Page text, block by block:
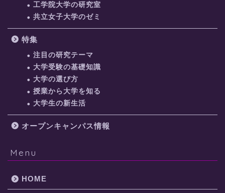
工学院大学の研究室
共立女子大学のゼミ
特集
注目の研究テーマ
大学受験の基礎知識
大学の選び方
授業から大学を知る
大学生の新生活
オープンキャンパス情報
Menu
HOME